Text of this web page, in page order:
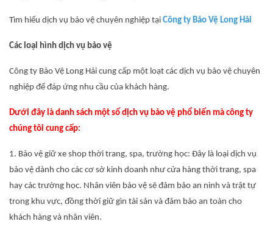
Tìm hiểu dịch vụ bảo vệ chuyên nghiệp tại Công ty Bảo Vệ Long Hải
Các loại hình dịch vụ bảo vệ
Công ty Bảo Vệ Long Hải cung cấp một loạt các dịch vụ bảo vệ chuyên
nghiệp để đáp ứng nhu cầu của khách hàng.
Dưới đây là danh sách một số dịch vụ bảo vệ phổ biến mà công ty
chúng tôi cung cấp:
1. Bảo vệ giữ xe shop thời trang, spa, trường học: Đây là loại dịch vụ
bảo vệ dành cho các cơ sở kinh doanh như cửa hàng thời trang, spa
hay các trường học. Nhân viên bảo vệ sẽ đảm bảo an ninh và trật tự
trong khu vực, đồng thời giữ gìn tài sản và đảm bảo an toàn cho
khách hàng và nhân viên.